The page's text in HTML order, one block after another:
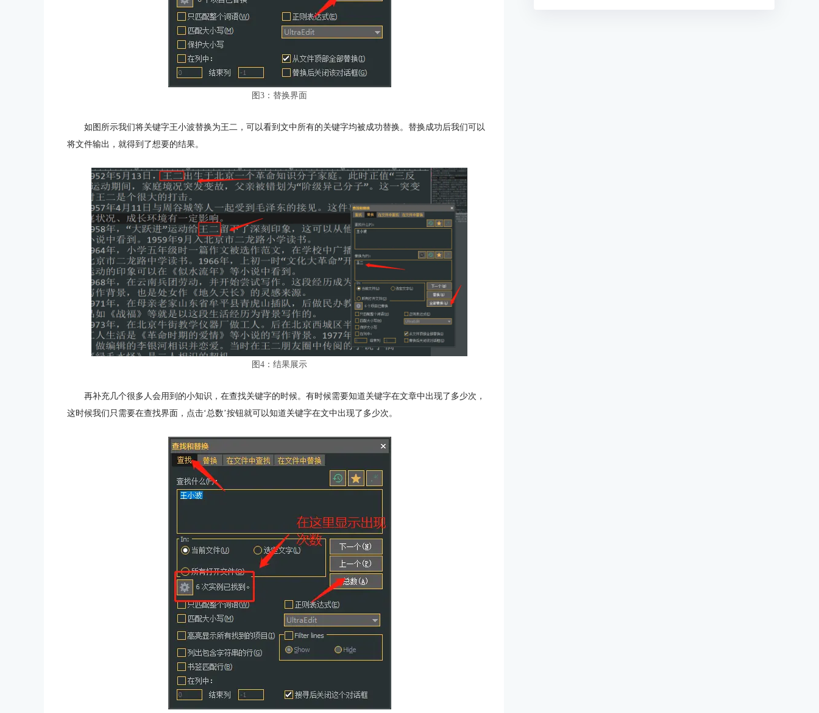
图3：替换界面
如图所示我们将关键字王小波替换为王二，可以看到文中所有的关键字均被成功替换。替换成功后我们可以
将文件输出，就得到了想要的结果。
图4：结果展示
再补充几个很多人会用到的小知识，在查找关键字的时候。有时候需要知道关键字在文章中出现了多少次，
这时候我们只需要在查找界面，点击‘总数’按钮就可以知道关键字在文中出现了多少次。